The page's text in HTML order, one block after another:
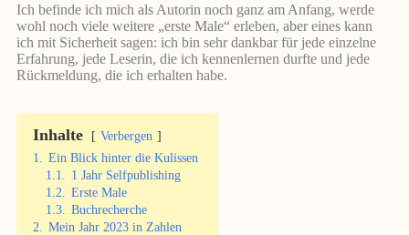
Ich befinde ich mich als Autorin noch ganz am Anfang, werde
wohl noch viele weitere „erste Male“ erleben, aber eines kann
ich mit Sicherheit sagen: ich bin sehr dankbar für jede einzelne
Erfahrung, jede Leserin, die ich kennenlernen durfte und jede
Rückmeldung, die ich erhalten habe.
Inhalte
Verbergen
1.
Ein Blick hinter die Kulissen
1.1.
1 Jahr Selfpublishing
1.2.
Erste Male
1.3.
Buchrecherche
2.
Mein Jahr 2023 in Zahlen